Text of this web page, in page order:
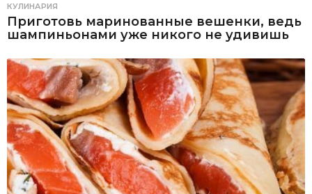
КУЛИНАРИЯ
Приготовь маринованные вешенки, ведь
шампиньонами уже никого не удивишь